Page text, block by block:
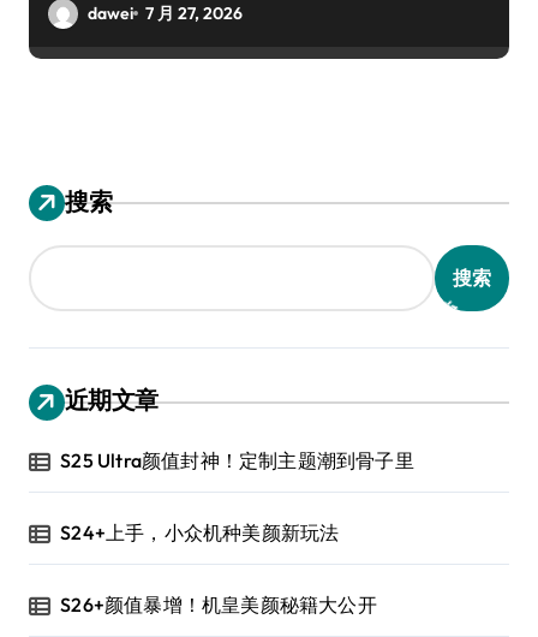
dawei 7 月 27, 2026
搜索
搜索
近期文章
S25 Ultra颜值封神！定制主题潮到骨子里
S24+上手，小众机种美颜新玩法
S26+颜值暴增！机皇美颜秘籍大公开